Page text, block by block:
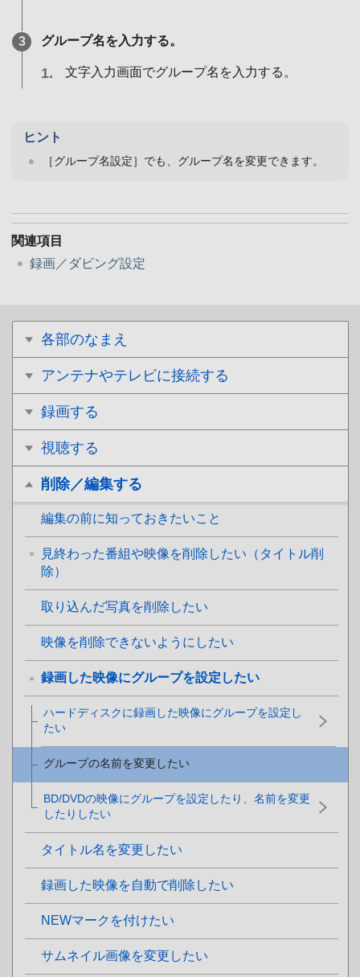
各部のなまえ
アンテナやテレビに接続する
録画する
視聴する
削除／編集する
編集の前に知っておきたいこと
見終わった番組や映像を削除したい（タイトル削
除）
取り込んだ写真を削除したい
映像を削除できないようにしたい
録画した映像にグループを設定したい
ハードディスクに録画した映像にグループを設定し
たい
グループの名前を変更したい
BD/DVDの映像にグループを設定したり、名前を変更
したりしたい
タイトル名を変更したい
録画した映像を自動で削除したい
NEWマークを付けたい
サムネイル画像を変更したい
グループ名を入力する。
文字入力画面でグループ名を入力する。
ヒント
［グループ名設定］でも、グループ名を変更できます。
関連項目
録画／ダビング設定